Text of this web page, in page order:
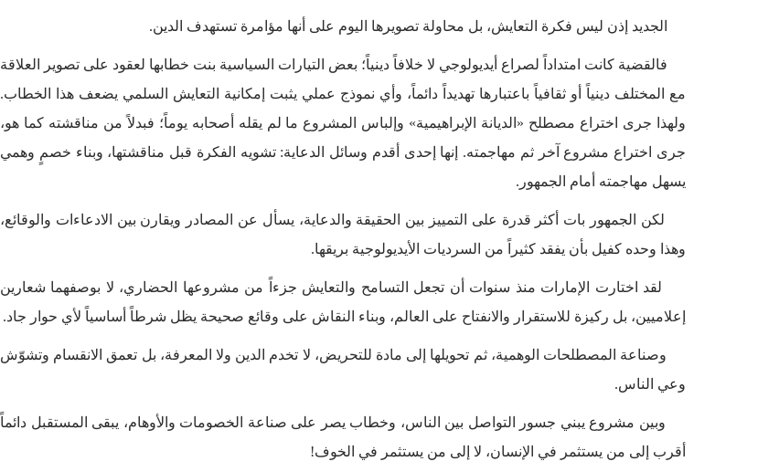
الجديد إذن ليس فكرة التعايش، بل محاولة تصويرها اليوم على أنها مؤامرة تستهدف الدين.
فالقضية كانت امتداداً لصراع أيديولوجي لا خلافاً دينياً؛ بعض التيارات السياسية بنت خطابها لعقود على تصوير العلاقة
مع المختلف دينياً أو ثقافياً باعتبارها تهديداً دائماً، وأي نموذج عملي يثبت إمكانية التعايش السلمي يضعف هذا الخطاب.
ولهذا جرى اختراع مصطلح «الديانة الإبراهيمية» وإلباس المشروع ما لم يقله أصحابه يوماً؛ فبدلاً من مناقشته كما هو،
جرى اختراع مشروع آخر ثم مهاجمته. إنها إحدى أقدم وسائل الدعاية: تشويه الفكرة قبل مناقشتها، وبناء خصمٍ وهمي
يسهل مهاجمته أمام الجمهور.
لكن الجمهور بات أكثر قدرة على التمييز بين الحقيقة والدعاية، يسأل عن المصادر ويقارن بين الادعاءات والوقائع،
وهذا وحده كفيل بأن يفقد كثيراً من السرديات الأيديولوجية بريقها.
لقد اختارت الإمارات منذ سنوات أن تجعل التسامح والتعايش جزءاً من مشروعها الحضاري، لا بوصفهما شعارين
إعلاميين، بل ركيزة للاستقرار والانفتاح على العالم، وبناء النقاش على وقائع صحيحة يظل شرطاً أساسياً لأي حوار جاد.
وصناعة المصطلحات الوهمية، ثم تحويلها إلى مادة للتحريض، لا تخدم الدين ولا المعرفة، بل تعمق الانقسام وتشوّش
وعي الناس.
وبين مشروع يبني جسور التواصل بين الناس، وخطاب يصر على صناعة الخصومات والأوهام، يبقى المستقبل دائماً
أقرب إلى من يستثمر في الإنسان، لا إلى من يستثمر في الخوف!